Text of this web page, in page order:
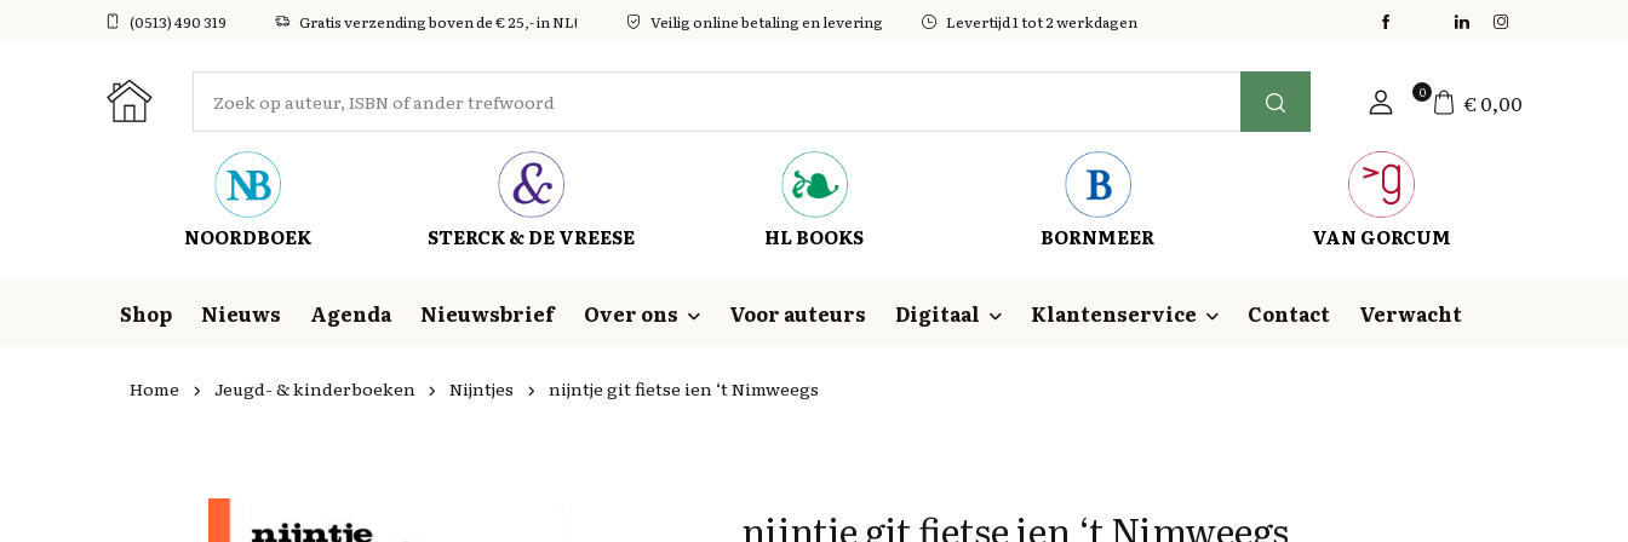
(0513) 490 319 Gratis verzending boven de € 25,- in NL! Veilig online betaling en levering Levertijd 1 tot 2 werkdagen
0 €0,00
NOORDBOEK STERCK & DE VREESE HL BOOKS BORNMEER VAN GORCUM
Shop Nieuws Agenda Nieuwsbrief Over ons Voor auteurs Digitaal Klantenservice Contact Verwacht
Home Jeugd- & kinderboeken Nijntjes nijntje git fietse ien ‘t Nimweegs
nijntje git fietse ien ‘t Nimweegs